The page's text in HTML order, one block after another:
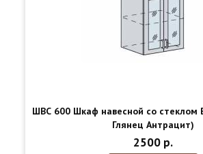
ШВС 600 Шкаф навесной со стеклом
Глянец Антрацит)
2500 р.